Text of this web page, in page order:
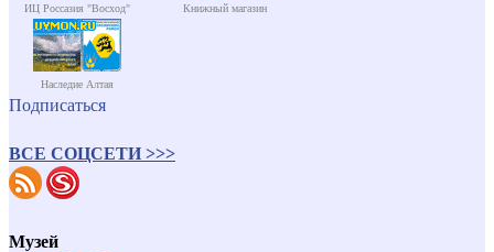
ИЦ Россазия "Восход" Книжный магазин
Наследие Алтая
Подписаться
ВСЕ СОЦСЕТИ >>>
Музей